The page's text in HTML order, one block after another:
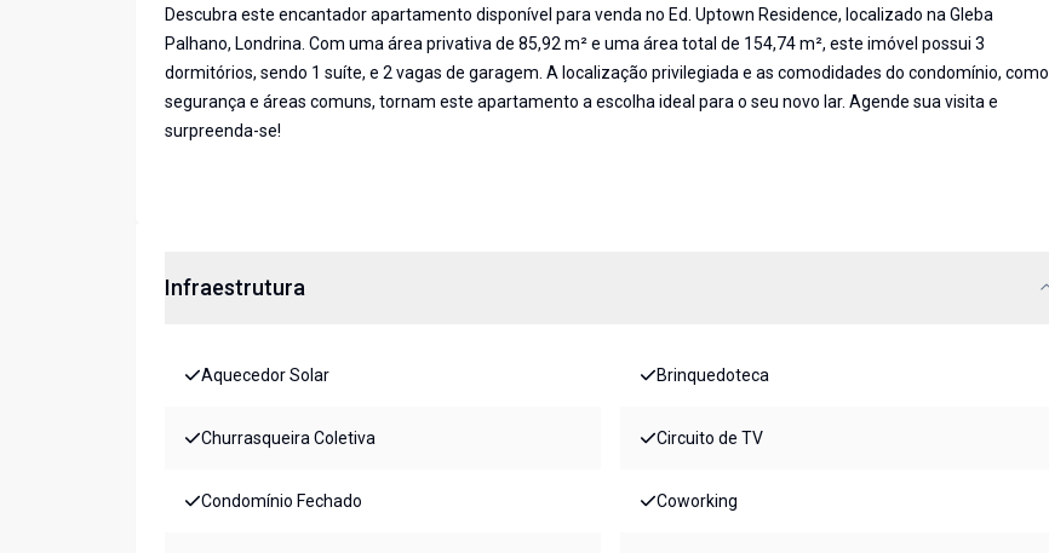
Descubra este encantador apartamento disponível para venda no Ed. Uptown Residence, localizado na Gleba
Palhano, Londrina. Com uma área privativa de 85,92 m² e uma área total de 154,74 m², este imóvel possui 3
dormitórios, sendo 1 suíte, e 2 vagas de garagem. A localização privilegiada e as comodidades do condomínio, como
segurança e áreas comuns, tornam este apartamento a escolha ideal para o seu novo lar. Agende sua visita e
surpreenda-se!
Infraestrutura
Aquecedor Solar Brinquedoteca
Churrasqueira Coletiva Circuito de TV
Condomínio Fechado Coworking